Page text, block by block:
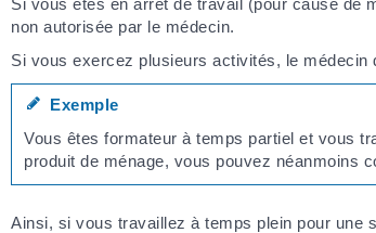
non autorisée par le médecin.
Si vous exercez plusieurs activités, le
Exemple
Vous êtes formateur à temps partiel et vous
produit de ménage, vous pouvez néanmoins
Ainsi, si vous travaillez à temps plein pour une